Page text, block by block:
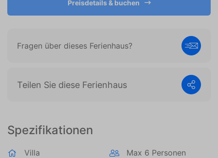
Spezifikationen
Villa
Max 6 Personen
Preisdetails & buchen
Fragen über dieses Ferienhaus?
Teilen Sie diese Ferienhaus